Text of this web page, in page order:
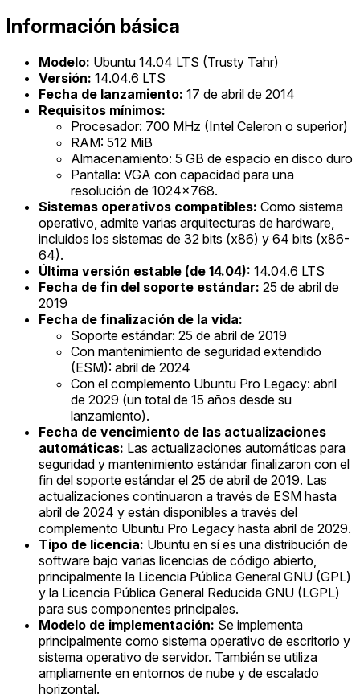
Información básica
Modelo: Ubuntu 14.04 LTS (Trusty Tahr)
Versión: 14.04.6 LTS
Fecha de lanzamiento: 17 de abril de 2014
Requisitos mínimos:
Procesador: 700 MHz (Intel Celeron o superior)
RAM: 512 MiB
Almacenamiento: 5 GB de espacio en disco duro
Pantalla: VGA con capacidad para una
resolución de 1024x768.
Sistemas operativos compatibles: Como sistema
operativo, admite varias arquitecturas de hardware,
incluidos los sistemas de 32 bits (x86) y 64 bits (x86-
64).
Última versión estable (de 14.04): 14.04.6 LTS
Fecha de fin del soporte estándar: 25 de abril de
2019
Fecha de finalización de la vida:
Soporte estándar: 25 de abril de 2019
Con mantenimiento de seguridad extendido
(ESM): abril de 2024
Con el complemento Ubuntu Pro Legacy: abril
de 2029 (un total de 15 años desde su
lanzamiento).
Fecha de vencimiento de las actualizaciones
automáticas: Las actualizaciones automáticas para
seguridad y mantenimiento estándar finalizaron con el
fin del soporte estándar el 25 de abril de 2019. Las
actualizaciones continuaron a través de ESM hasta
abril de 2024 y están disponibles a través del
complemento Ubuntu Pro Legacy hasta abril de 2029.
Tipo de licencia: Ubuntu en sí es una distribución de
software bajo varias licencias de código abierto,
principalmente la Licencia Pública General GNU (GPL)
y la Licencia Pública General Reducida GNU (LGPL)
para sus componentes principales.
Modelo de implementación: Se implementa
principalmente como sistema operativo de escritorio y
sistema operativo de servidor. También se utiliza
ampliamente en entornos de nube y de escalado
horizontal.